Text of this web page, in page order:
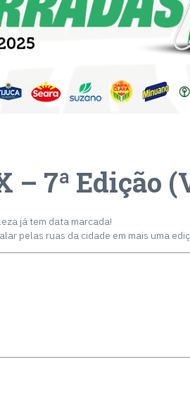
– 7ª Edição
já tem data marcada!
pelas ruas da cidade em mais uma